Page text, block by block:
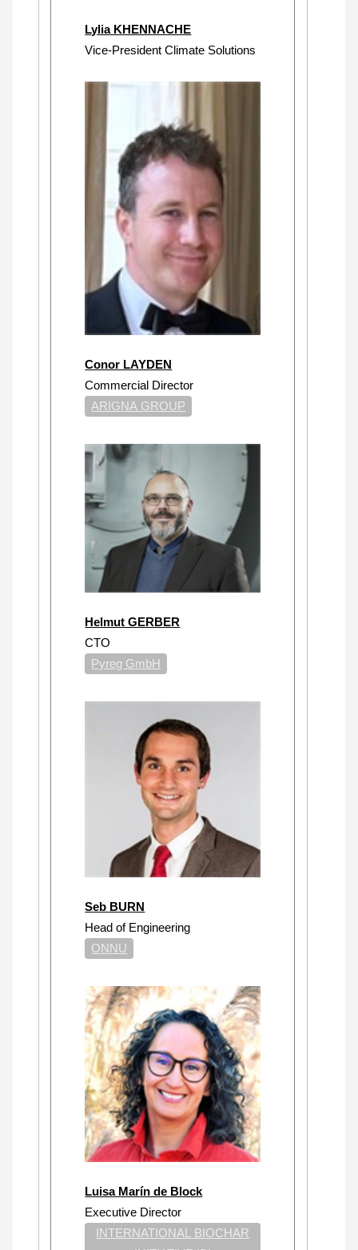
Lylia KHENNACHE
Vice-President Climate Solutions
Conor LAYDEN
Commercial Director
ARIGNA GROUP
Helmut GERBER
CTO
Pyreg GmbH
Seb BURN
Head of Engineering
ONNU
Luisa Marín de Block
Executive Director
INTERNATIONAL BIOCHAR